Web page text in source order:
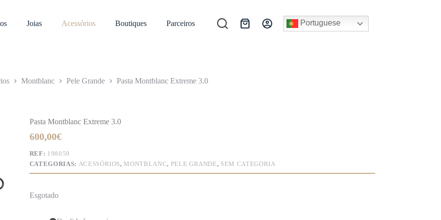
Joias Acessórios Boutiques Parceiros
Carrinho
Portuguese
Montblanc Pele Grande Pasta Montblanc Extreme 3.0
Pasta Montblanc Extreme 3.0
600,00€
REF: 198059
CATEGORIAS: ACESSÓRIOS, MONTBLANC, PELE GRANDE, SEM CATEGORIA
Esgotado